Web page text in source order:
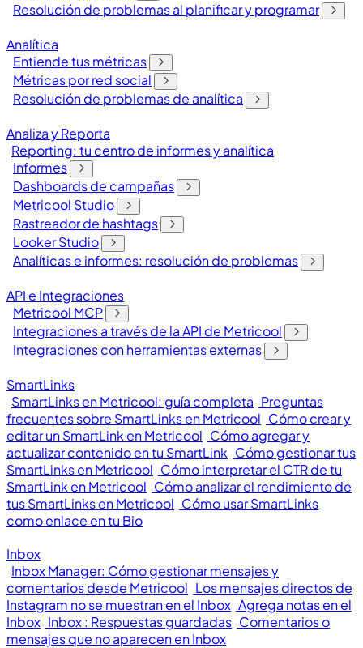
Resolución de problemas al planificar y programar
Analítica
Entiende tus métricas
Métricas por red social
Resolución de problemas de analítica
Analiza y Reporta
Reporting: tu centro de informes y analítica
Informes
Dashboards de campañas
Metricool Studio
Rastreador de hashtags
Looker Studio
Analíticas e informes: resolución de problemas
API e Integraciones
Metricool MCP
Integraciones a través de la API de Metricool
Integraciones con herramientas externas
SmartLinks
SmartLinks en Metricool: guía completa Preguntas
frecuentes sobre SmartLinks en Metricool Cómo crear y
editar un SmartLink en Metricool Cómo agregar y
actualizar contenido en tu SmartLink Cómo gestionar tus
SmartLinks en Metricool Cómo interpretar el CTR de tu
SmartLink en Metricool Cómo analizar el rendimiento de
tus SmartLinks en Metricool Cómo usar SmartLinks
como enlace en tu Bio
Inbox
Inbox Manager: Cómo gestionar mensajes y
comentarios desde Metricool Los mensajes directos de
Instagram no se muestran en el Inbox Agrega notas en el
Inbox Inbox : Respuestas guardadas Comentarios o
mensajes que no aparecen en Inbox